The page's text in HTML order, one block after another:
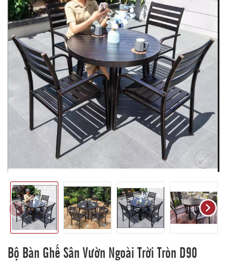
Bộ Bàn Ghế Sân Vườn Ngoài Trời Tròn D90